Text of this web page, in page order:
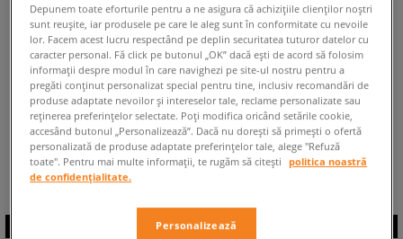
ÎNAPOI LA MAGAZIN
◾️ Sunt0produse din categoriaFemei
Nike Zoom Air Fire◾️
Depunem toate eforturile pentru a ne asigura că achizițiile clienților noștri
sunt reușite, iar produsele pe care le aleg sunt în conformitate cu nevoile
lor. Facem acest lucru respectând pe deplin securitatea tuturor datelor cu
caracter personal. Fă click pe butonul „OK” dacă ești de acord să folosim
informații despre modul în care navighezi pe site-ul nostru pentru a
pregăti conținut personalizat special pentru tine, inclusiv recomandări de
produse adaptate nevoilor și intereselor tale, reclame personalizate sau
reținerea preferințelor selectate. Poți modifica oricând setările cookie,
accesând butonul „Personalizează”. Dacă nu dorești să primești o ofertă
personalizată de produse adaptate preferințelor tale, alege "Refuză
toate". Pentru mai multe informații, te rugăm să citești
politica noastră
de confidențialitate.
Personalizează